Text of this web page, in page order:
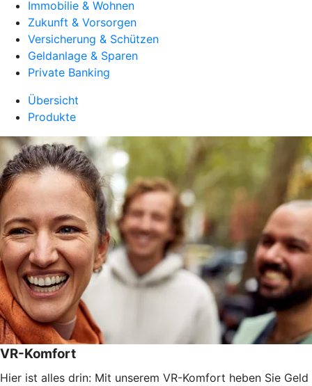
Immobilie & Wohnen
Zukunft & Vorsorgen
Versicherung & Schützen
Geldanlage & Sparen
Private Banking
Übersicht
Produkte
VR-Komfort
Hier ist alles drin: Mit unserem VR-Komfort heben Sie Geld